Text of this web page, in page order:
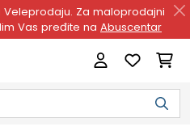
Za maloprodajni
Vas pređite na Abuscentar